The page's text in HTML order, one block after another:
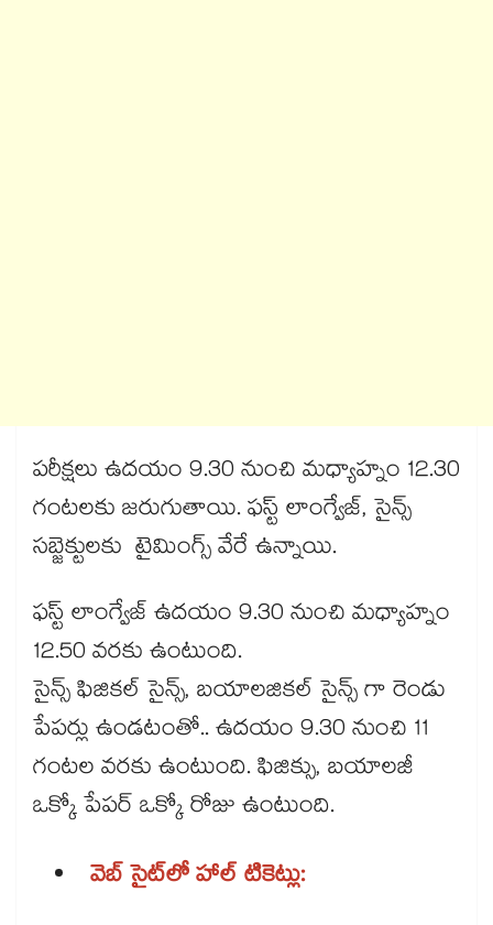
పరీక్షలు ఉదయం 9.30 నుంచి మధ్యాహ్నం 12.30
గంటలకు జరుగుతాయి. ఫస్ట్ లాంగ్వేజ్, సైన్స్
సబ్జెక్టులకు టైమింగ్స్ వేరే ఉన్నాయి.
ఫస్ట్ లాంగ్వేజ్ ఉదయం 9.30 నుంచి మధ్యాహ్నం
12.50 వరకు ఉంటుంది.
సైన్స్ ఫిజికల్ సైన్స్, బయాలజికల్ సైన్స్ గా రెండు
పేపర్లు ఉండటంతో.. ఉదయం 9.30 నుంచి 11
గంటల వరకు ఉంటుంది. ఫిజిక్సు, బయాలజీ
ఒక్కో పేపర్ ఒక్కో రోజు ఉంటుంది.
వెబ్ సైట్⁭లో హాల్ టికెట్లు: